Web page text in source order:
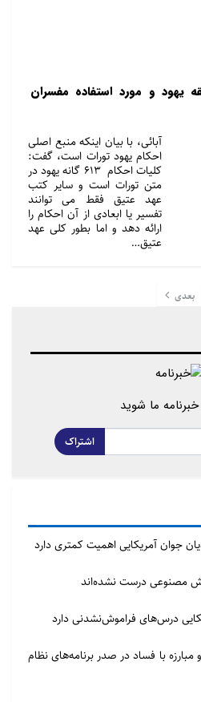
یهود و مورد استفاده مفسران
آبائی، با بیان اینکه منبع اصلی
احکام یهود تورات است، گفت:
کلیات احکام 613 گانه یهود در
متن تورات است و سایر کتب
عهد عتیق فقط می توانند
تفسیر یا ابعادی از آن احکام را
ارائه دهد و اما بطور کلی عهد
عتیق…
بعدی
ما شوید
اشتراک
جوان آمریکایی اهمیت کمتری دارد
مصنوعی درست نشده‌اند
درس‌های فراموش‌نشدنی دارد
با فساد در صدر برنامه‌های نظام